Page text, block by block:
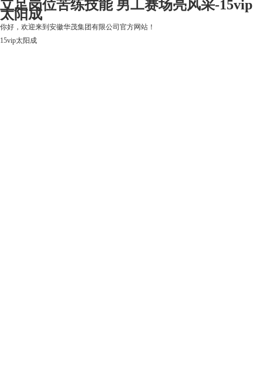
立足岗位苦练技能 男工赛场亮风采-15vip
太阳成
你好，欢迎来到安徽华茂集团有限公司官方网站！
15vip太阳成